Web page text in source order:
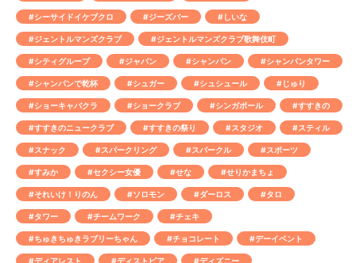
#シーサイドイケブクロ #ジーズバー #しいな
#ジェントルマンズクラブ #ジェントルマンズクラブ歌舞伎町
#シティグループ #ジャパン #シャンパン #シャンパンタワー
#シャンパンで乾杯 #シュガー #シュシュール #じゅり
#ショーキャバクラ #ショークラブ #シンガポール #すすきの
#すすきのニュークラブ #すすきの祭り #スタジオ #スティル
#スナック #スパークリング #スパークル #スポーツ
#すみか #セクシー女優 #せな #せりかまちょ
#それいけ！りのん #ソロモン #ダーロス #タロ
#タワー #チームワーク #チェキ
#ちゅきちゅきラブリーちゃん #チョコレート #デーイベント
#ディアレスト #ディストピア #ディズニー